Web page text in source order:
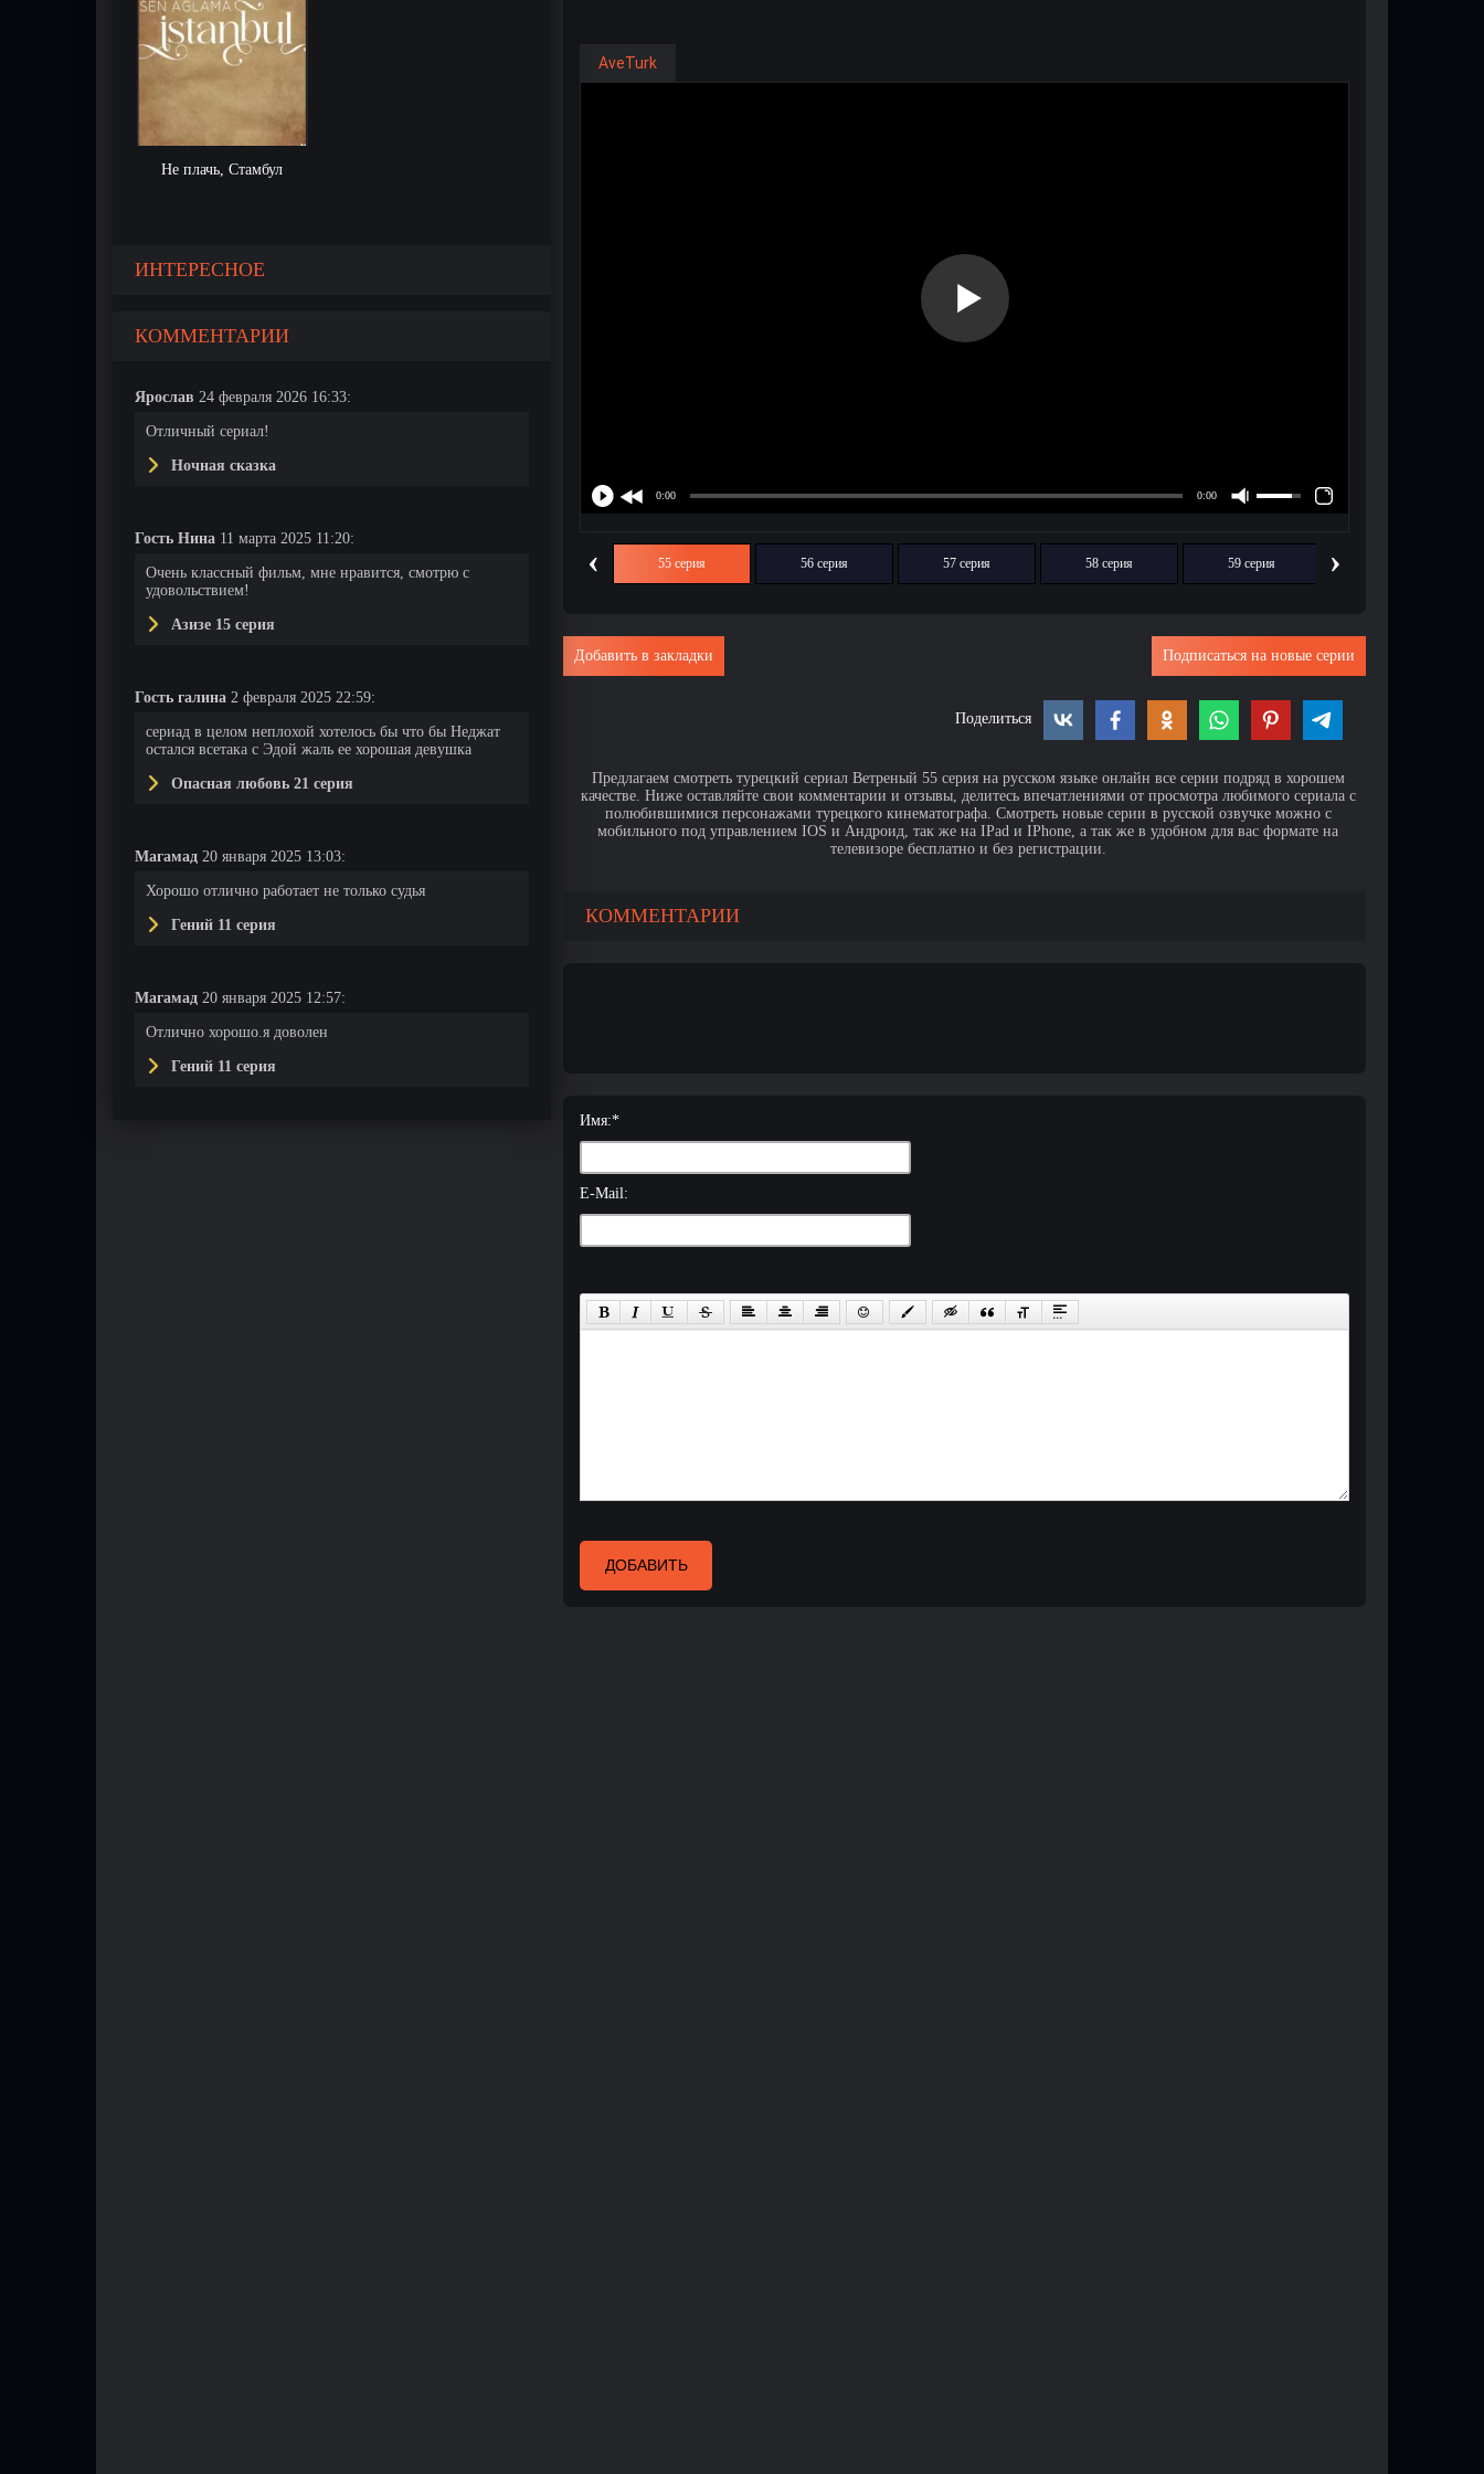
Не плачь, Стамбул
ИНТЕРЕСНОЕ
КОММЕНТАРИИ
Ярослав 24 февраля 2026 16:33:
Отличный сериал!
Ночная сказка
Гость Нина 11 марта 2025 11:20:
Очень классный фильм, мне нравится, смотрю с
удовольствием!
Азизе 15 серия
Гость галина 2 февраля 2025 22:59:
сериад в целом неплохой хотелось бы что бы Неджат
остался всетака с Эдой жаль ее хорошая девушка
Опасная любовь 21 серия
Магамад 20 января 2025 13:03:
Хорошо отлично работает не только судья
Гений 11 серия
Магамад 20 января 2025 12:57:
Отлично хорошо.я доволен
Гений 11 серия
AveTurk
‹
52 серия 55 серия 56 серия 57 серия 58 серия 59 серия ›
Подписаться на новые серии
Добавить в закладки
Поделиться
Предлагаем смотреть турецкий сериал Ветреный 55 серия на русском языке онлайн все серии подряд в хорошем
качестве. Ниже оставляйте свои комментарии и отзывы, делитесь впечатлениями от просмотра любимого сериала с
полюбившимися персонажами турецкого кинематографа. Смотреть новые серии в русской озвучке можно с
мобильного под управлением IOS и Андроид, так же на IPad и IPhone, а так же в удобном для вас формате на
телевизоре бесплатно и без регистрации.
КОММЕНТАРИИ
Имя:*
E-Mail:
ДОБАВИТЬ